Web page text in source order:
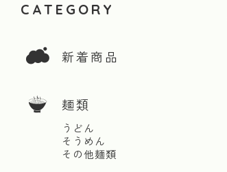
CATEGORY
新着商品
麺類
うどん
そうめん
その他麺類